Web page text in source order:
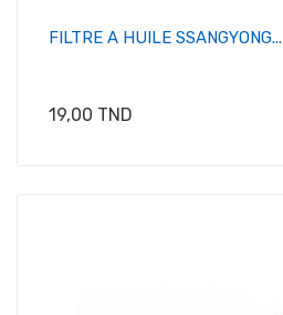
FILTRE A HUILE SSANGYONG...
Prix
19,00 TND